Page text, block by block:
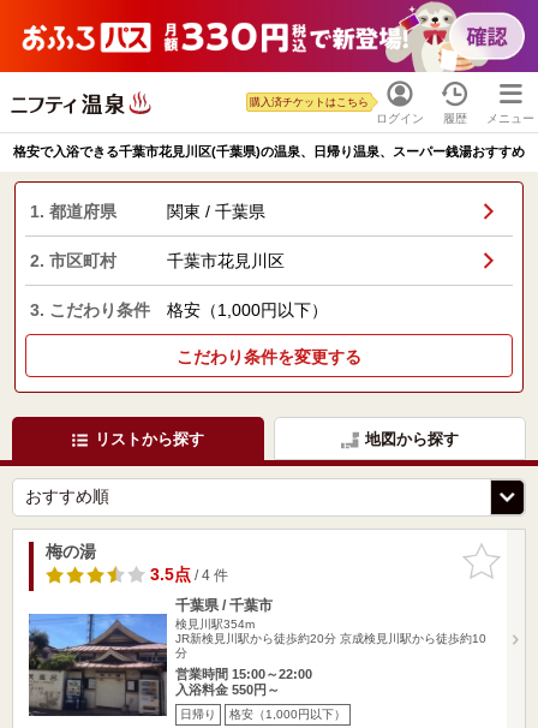
ログイン
購入済チケットはこちら
履歴 メニュー
格安で入浴できる千葉市花見川区(千葉県)の温泉、日帰り温泉、スーパー銭湯おすすめ
1. 都道府県 関東 / 千葉県
2. 市区町村 千葉市花見川区
3. こだわり条件 格安（1,000円以下）
こだわり条件を変更する
リストから探す 地図から探す
お気に入
りに追加
梅の湯
3.5点/ 4 件
千葉県 / 千葉市
検見川駅354m
JR新検見川駅から徒歩約20分 京成検見川駅から徒歩約10
分
営業時間 15:00～22:00
入浴料金 550円～
日帰り 格安（1,000円以下）